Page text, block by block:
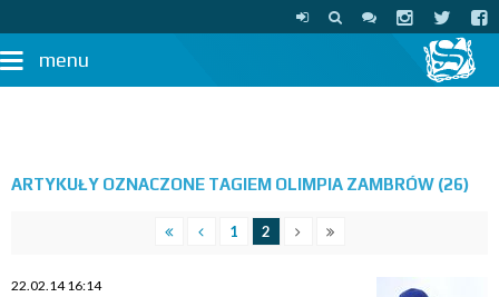
menu
ARTYKUŁY OZNACZONE TAGIEM OLIMPIA ZAMBRÓW (26)
1 2
22.02.14 16:14